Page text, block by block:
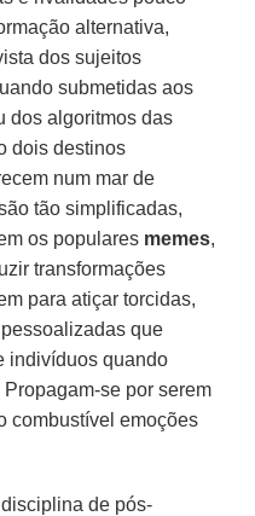
alternativa,
dos sujeitos
submetidas aos
dos algoritmos das
dois destinos
num mar de
tão simplificadas,
os populares memes,
transformações
para atiçar torcidas,
que
indivíduos quando
se por serem
combustível emoções
de pós-